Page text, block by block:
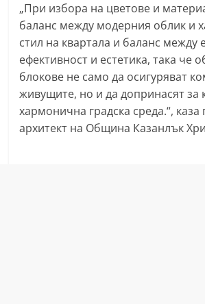
n
l
a
k
i
n
„При избора на цветове и
баланс между модерния облик и
стил на квартала и баланс между
ефективност и естетика, така че
блокове не само да осигуряват
живущите, но и да допринасят за
хармонична градска среда.“, каза
архитект на Община Казанлък